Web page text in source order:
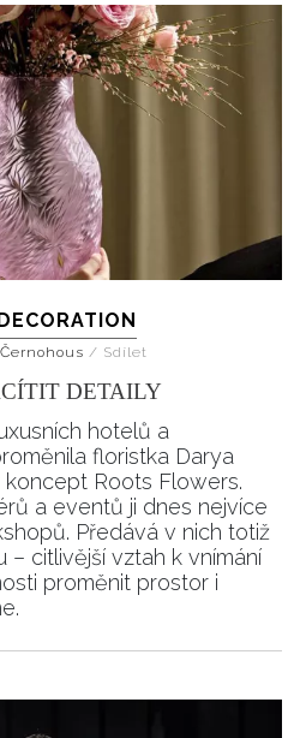
/ Sdílet
DETAILY
hotelů a
floristka Darya
Roots Flowers.
a eventů ji dnes nejvíce
Předává v nich totiž
– citlivější vztah k vnímání
proměnit prostor i